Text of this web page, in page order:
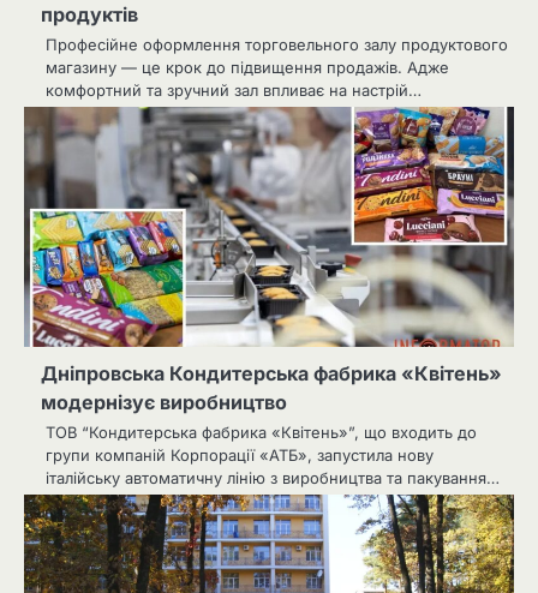
продуктів
Професійне оформлення торговельного залу продуктового
магазину — це крок до підвищення продажів. Адже
комфортний та зручний зал впливає на настрій…
Дніпровська Кондитерська фабрика «Квітень»
модернізує виробництво
ТОВ “Кондитерська фабрика «Квітень»”, що входить до
групи компаній Корпорації «АТБ», запустила нову
італійську автоматичну лінію з виробництва та пакування…